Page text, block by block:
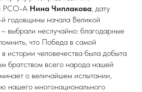
РСО-А Нина Чиплакова, дату
годовщины начала Великой
выбрали неслучайно: благодарные
что Победа в самой
истории человечества была добыта
братством всего народа нашей
о величайшем испытании,
нашего многонационального